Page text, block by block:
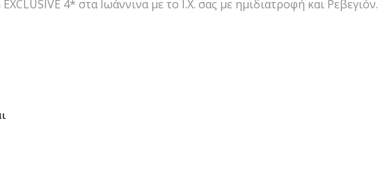
4* στα Ιωάννινα με το Ι.Χ. σας με ημιδιατροφή και Ρεβεγιόν.